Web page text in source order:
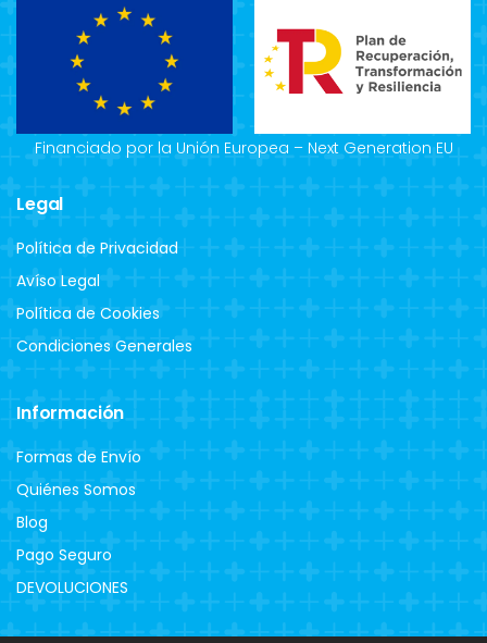
Financiado por la Unión Europea – Next Generation EU
Legal
Política de Privacidad
Avíso Legal
Política de Cookies
Condiciones Generales
Información
Formas de Envío
Quiénes Somos
Blog
Pago Seguro
DEVOLUCIONES